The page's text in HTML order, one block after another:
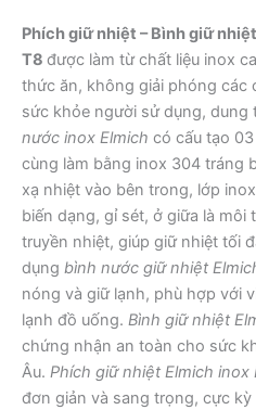
Phích giữ nhiệt – Bình giữ
T8 được làm từ chất liệu inox
thức ăn, không giải phóng các
sức khỏe người sử dụng, dung
nước inox Elmich có cấu tạo
cùng làm bằng inox 304 tráng
xạ nhiệt vào bên trong, lớp
biến dạng, gỉ sét, ở giữa là
truyền nhiệt, giúp giữ nhiệt tối
dụng bình nước giữ nhiệt
nóng và giữ lạnh, phù hợp với
lạnh đồ uống. Bình giữ nhiệt
chứng nhận an toàn cho sức
Âu. Phích giữ nhiệt Elmich inox
đơn giản và sang trọng, cực